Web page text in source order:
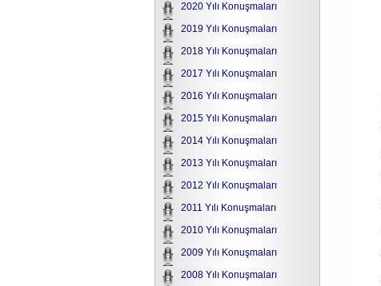
2020 Yılı Konuşmaları
2019 Yılı Konuşmaları
2018 Yılı Konuşmaları
2017 Yılı Konuşmaları
2016 Yılı Konuşmaları
2015 Yılı Konuşmaları
2014 Yılı Konuşmaları
2013 Yılı Konuşmaları
2012 Yılı Konuşmaları
2011 Yılı Konuşmaları
2010 Yılı Konuşmaları
2009 Yılı Konuşmaları
2008 Yılı Konuşmaları